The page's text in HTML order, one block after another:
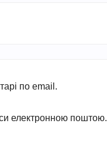
по email.
електронною поштою.